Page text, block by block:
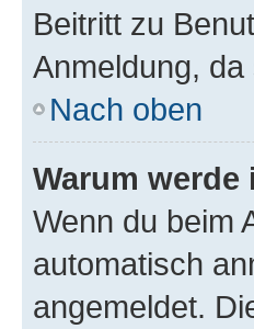
Beitritt zu
Anmeldung,
Nach oben
Warum
Wenn du beim
automatisch
angemeldet.